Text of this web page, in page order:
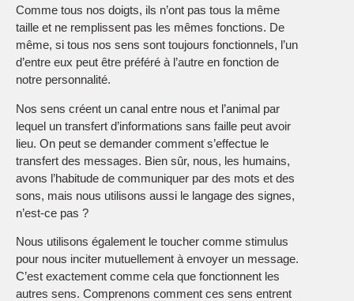
Comme tous nos doigts, ils n’ont pas tous la même
taille et ne remplissent pas les mêmes fonctions. De
même, si tous nos sens sont toujours fonctionnels, l’un
d’entre eux peut être préféré à l’autre en fonction de
notre personnalité.
Nos sens créent un canal entre nous et l’animal par
lequel un transfert d’informations sans faille peut avoir
lieu. On peut se demander comment s’effectue le
transfert des messages. Bien sûr, nous, les humains,
avons l’habitude de communiquer par des mots et des
sons, mais nous utilisons aussi le langage des signes,
n’est-ce pas ?
Nous utilisons également le toucher comme stimulus
pour nous inciter mutuellement à envoyer un message.
C’est exactement comme cela que fonctionnent les
autres sens. Comprenons comment ces sens entrent